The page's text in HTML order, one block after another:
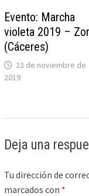
Evento: Marcha
violeta 2019 –
(Cáceres)
23 de noviembre de
2019
Deja una
Tu dirección de
marcados con *